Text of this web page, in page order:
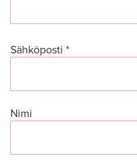
Sähköposti *
Nimi